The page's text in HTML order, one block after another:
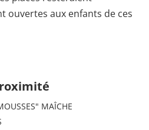
ouvertes aux enfants de ces
MAÎCHE